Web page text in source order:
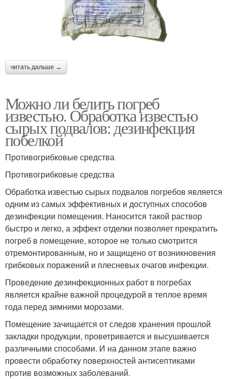
читать дальше →
Можно ли белить погреб
известью. Обработка известью
сырых подвалов: дезинфекция
побелкой
Противогрибковые средства
Противогрибковые средства
Обработка известью сырых подвалов погребов является
одним из самых эффективных и доступных способов
дезинфекции помещения. Наносится такой раствор
быстро и легко, а эффект отделки позволяет прекратить
погреб в помещение, которое не только смотрится
отремонтированным, но и защищено от возникновения
грибковых поражений и плесневых очагов инфекции.
Проведение дезинфекционных работ в погребах
является крайне важной процедурой в теплое время
года перед зимними морозами.
Помещение зачищается от следов хранения прошлой
закладки продукции, проветривается и высушивается
различными способами. И на данном этапе важно
провести обработку поверхностей антисептиками
против возможных заболеваний.